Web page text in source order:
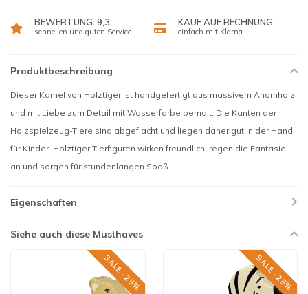
BEWERTUNG: 9,3
schnellen und guten Service
KAUF AUF RECHNUNG
einfach mit Klarna
Produktbeschreibung
Dieser Kamel von Holztiger ist handgefertigt aus massivem Ahornholz
und mit Liebe zum Detail mit Wasserfarbe bemalt. Die Kanten der
Holzspielzeug-Tiere sind abgeflacht und liegen daher gut in der Hand
für Kinder. Holztiger Tierfiguren wirken freundlich, regen die Fantasie
an und sorgen für stundenlangen Spaß.
Eigenschaften
Siehe auch diese Musthaves
SALE -25% SALE -25%